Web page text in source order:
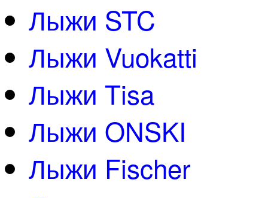
Лыжи STC
Лыжи Vuokatti
Лыжи Tisa
Лыжи ONSKI
Лыжи Fischer